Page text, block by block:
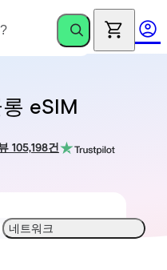
eSIM
105,198건
네트워크